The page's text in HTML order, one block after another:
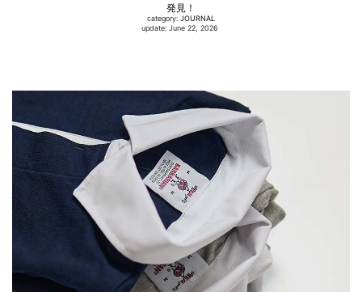
発見！
category: JOURNAL
update: June 22, 2026